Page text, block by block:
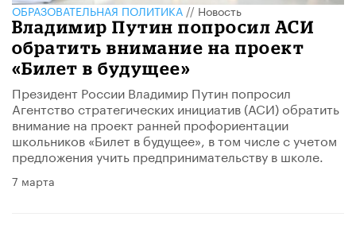
ОБРАЗОВАТЕЛЬНАЯ ПОЛИТИКА//Новость
Владимир Путин попросил АСИ
обратить внимание на проект
«Билет в будущее»
Президент России Владимир Путин попросил
Агентство стратегических инициатив (АСИ) обратить
внимание на проект ранней профориентации
школьников «Билет в будущее», в том числе с учетом
предложения учить предпринимательству в школе.
7 марта